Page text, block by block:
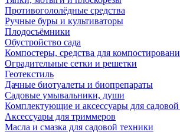
Противогололёдные средства
Ручные буры и культиваторы
Плодосъёмники
Обустройство сада
Компостеры, средства для
Оградительные сетки и решетки
Геотекстиль
Дачные биотуалеты и биопрепараты
Садовые умывальники, души
Комплектующие и аксессуары для
Аксессуары для триммеров
Масла и смазка для садовой техники